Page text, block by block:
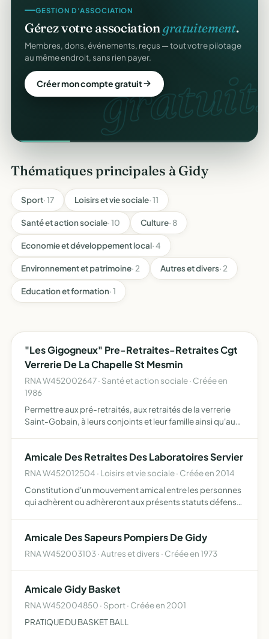
gratuit.
GESTION D'ASSOCIATION
Gérez votre associationgratuitement.
Membres, dons, événements, reçus — tout votre pilotage
au même endroit, sans rien payer.
Créer mon compte gratuit
Thématiques principales à Gidy
Sport· 17 Loisirs et vie sociale· 11
Santé et action sociale· 10 Culture· 8
Economie et développement local· 4
Environnement et patrimoine· 2 Autres et divers· 2
Education et formation· 1
"Les Gigogneux" Pre-Retraites-Retraites Cgt
Verrerie De La Chapelle St Mesmin
RNA W452002647 · Santé et action sociale · Créée en
1986
Permettre aux pré-retraités, aux retraités de la verrerie
Saint-Gobain, à leurs conjoints et leur famille ainsi qu'aux
Amicale Des Retraites Des Laboratoires Servier
RNA W452012504 · Loisirs et vie sociale · Créée en 2014
Constitution d'un mouvement amical entre les personnes
qui adhèrent ou adhèreront aux présents statuts défense
Amicale Des Sapeurs Pompiers De Gidy
RNA W452003103 · Autres et divers · Créée en 1973
Amicale Gidy Basket
RNA W452004850 · Sport · Créée en 2001
PRATIQUE DU BASKET BALL